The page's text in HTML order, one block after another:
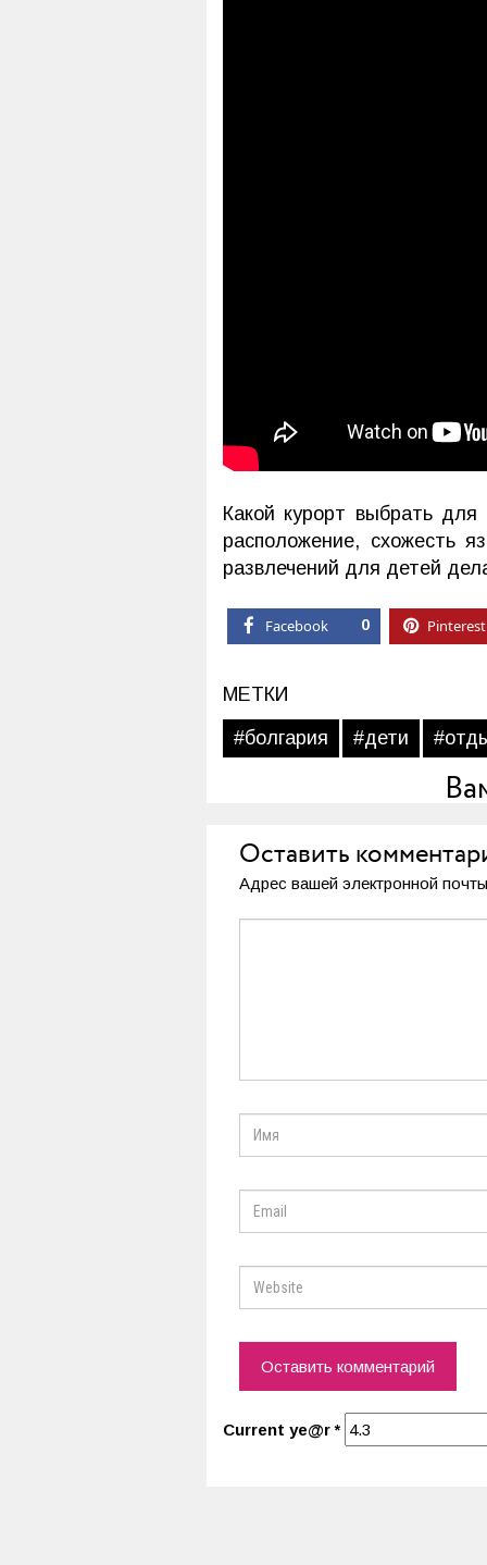
Какой курорт выбрать
расположение, схожесть
развлечений для детей
Facebook 0 Pinterest
МЕТКИ
#болгария
#дети
Оставить
Адрес вашей электронной
Current ye@r*